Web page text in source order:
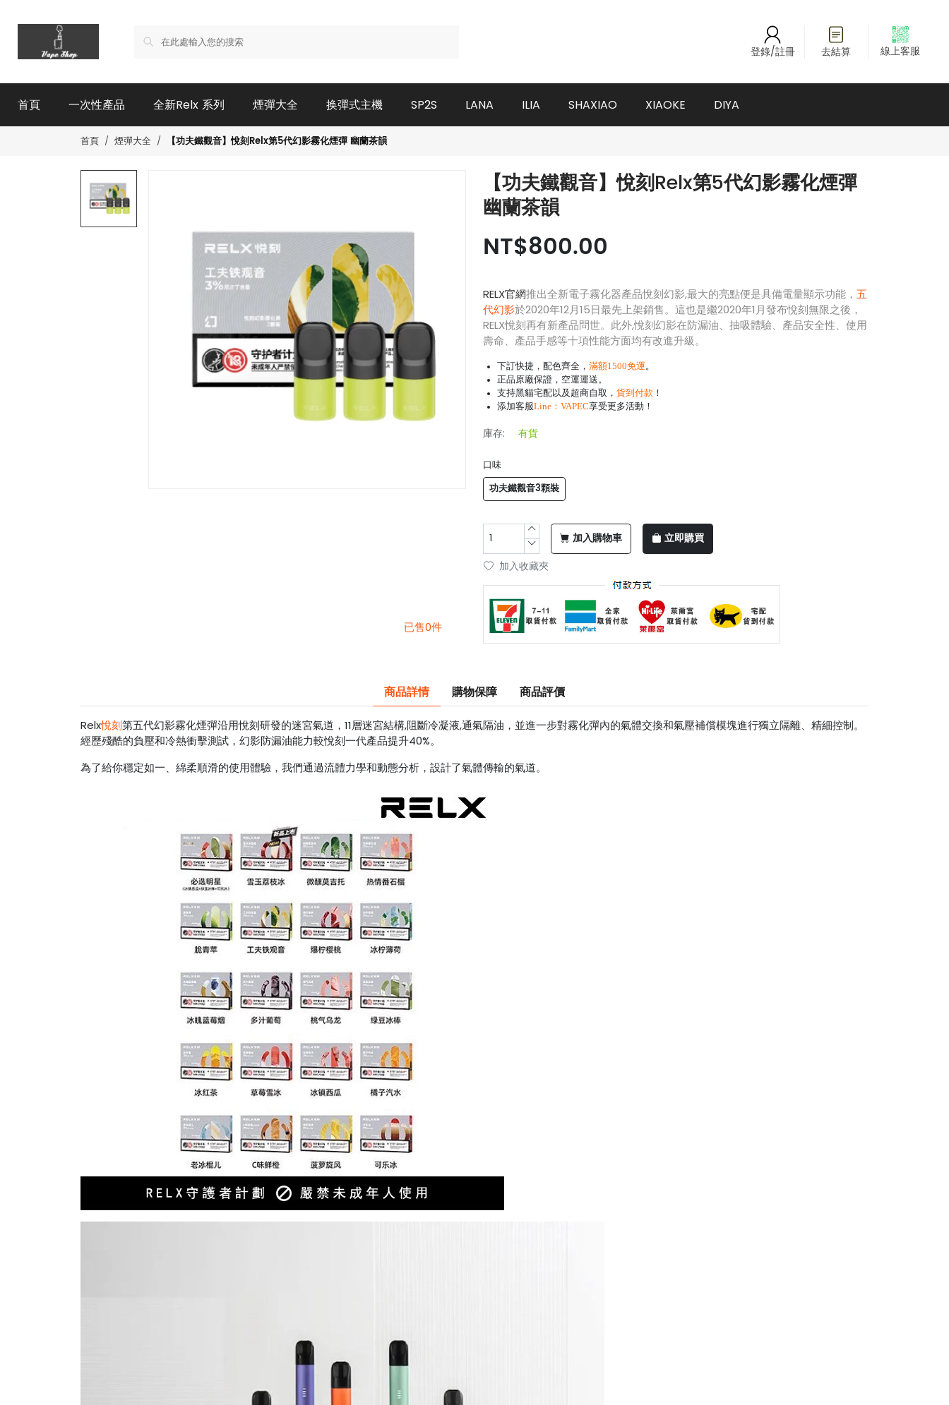
登錄/註冊 去結算 線上客服
首頁 一次性產品 全新Relx 系列 煙彈大全 换彈式主機 SP2S LANA ILIA SHAXIAO XIAOKE DIYA
首頁 煙彈大全 【功夫鐵觀音】悅刻Relx第5代幻影霧化煙彈 幽蘭茶韻
已售0件
【功夫鐵觀音】悅刻Relx第5代幻影霧化煙彈
幽蘭茶韻
NT$800.00
RELX官網推出全新電子霧化器產品悅刻幻影,最大的亮點便是具備電量顯示功能， 五
代幻影於2020年12月15日最先上架銷售。這也是繼2020年1月發布悅刻無限之後，
RELX悅刻再有新產品問世。此外,悅刻幻影在防漏油、抽吸體驗、產品安全性、使用
壽命、產品手感等十項性能方面均有改進升級。
下訂快捷，配色齊全， 滿額1500免運 。
正品原廠保證，空運運送。
支持黑貓宅配以及超商自取， 貨到付款 ！
添加客服Line： VAPEC享受更多活動！
庫存: 有貨
口味
功夫鐵觀音3顆裝
加入購物車 立即購買
加入收藏夾
商品詳情 購物保障 商品評價
Relx悅刻第五代幻影霧化煙彈沿用悅刻研發的迷宮氣道，11層迷宮結構,阻斷冷凝液,通氣隔油，並進一步對霧化彈內的氣體交換和氣壓補償模塊進行獨立隔離、精細控制。
經歷殘酷的負壓和冷熱衝擊測試，幻影防漏油能力較悅刻一代產品提升40%。
為了給你穩定如一、綿柔順滑的使用體驗，我們通過流體力學和動態分析，設計了氣體傳輸的氣道。